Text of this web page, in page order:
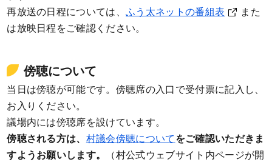
再放送の日程については、ふう太ネットの番組表
また
は放映日程をご確認ください。
傍聴について
当日は傍聴が可能です。傍聴席の入口で受付票に記入し、
お入りください。
議場内には傍聴席を設けています。
傍聴される方は、 村議会傍聴について をご確認いただきま
すようお願いします。
（村公式ウェブサイト内ページが開